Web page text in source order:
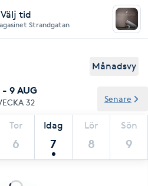
Välj tid
Strandgatan
Månadsvy
- 9 AUG
32
Tor
6
Idag
7
Lör
8
Sön
9
Senare